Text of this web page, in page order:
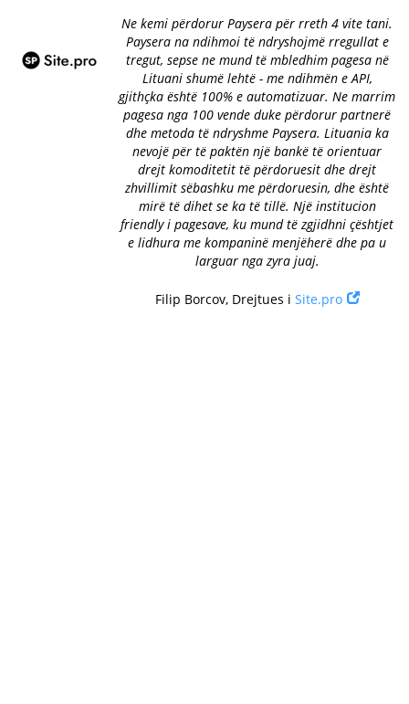
Ne kemi përdorur Paysera për rreth 4 vite tani.
Paysera na ndihmoi të ndryshojmë rregullat e
tregut, sepse ne mund të mbledhim pagesa në
Lituani shumë lehtë - me ndihmën e API,
gjithçka është 100% e automatizuar. Ne marrim
pagesa nga 100 vende duke përdorur partnerë
dhe metoda të ndryshme Paysera. Lituania ka
nevojë për të paktën një bankë të orientuar
drejt komoditetit të përdoruesit dhe drejt
zhvillimit sëbashku me përdoruesin, dhe është
mirë të dihet se ka të tillë. Një institucion
friendly i pagesave, ku mund të zgjidhni çështjet
e lidhura me kompaninë menjëherë dhe pa u
larguar nga zyra juaj.
Filip Borcov, Drejtues i Site.pro